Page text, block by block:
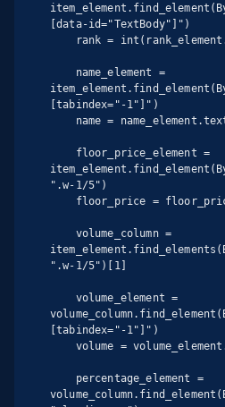
[data-id="TextBody"]")
[tabindex="-1"]")
".w-1/5")
".w-1/5")[1]
[tabindex="-1"]")